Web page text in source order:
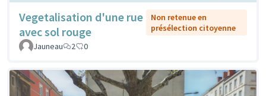
Vegetalisation d'une rue
avec sol rouge
Non retenue en
présélection citoyenne
Jauneau
2 0